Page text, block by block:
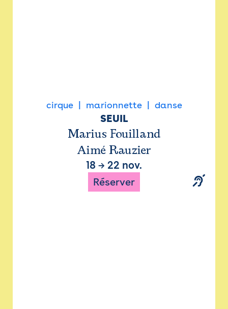
cirque marionnette danse
SEUIL
Marius Fouilland
Aimé Rauzier
18 → 22 nov.
Réserver